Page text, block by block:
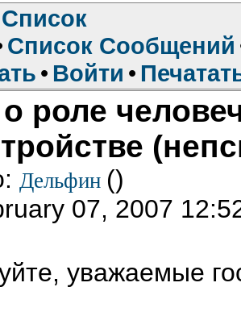
Список
Список Сообщений
• Войти •
роле
Дельфин ()
07, 2007
уважаемые